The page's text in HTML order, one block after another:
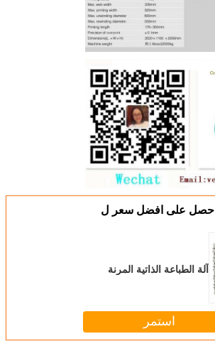
احصل على افضل سعر ل
آلة الطباعة الذاتية المرنة
استمر